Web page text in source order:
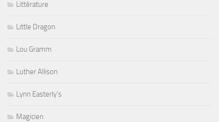
Littérature
Little Dragon
Lou Gramm
Luther Allison
Lynn Easterly's
Magicien